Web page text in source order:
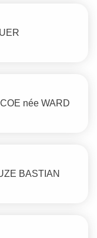
née WARD
BASTIAN